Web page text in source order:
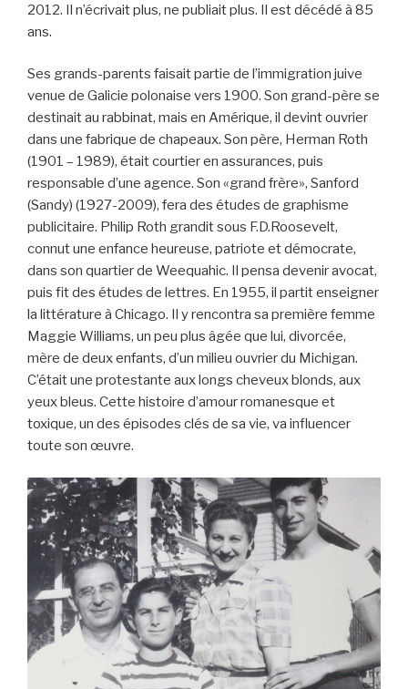
2012. Il n’écrivait plus, ne publiait plus. Il est décédé à 85
ans.
Ses grands-parents faisait partie de l’immigration juive
venue de Galicie polonaise vers 1900. Son grand-père se
destinait au rabbinat, mais en Amérique, il devint ouvrier
dans une fabrique de chapeaux. Son père, Herman Roth
(1901 – 1989), était courtier en assurances, puis
responsable d’une agence. Son «grand frère», Sanford
(Sandy) (1927-2009), fera des études de graphisme
publicitaire. Philip Roth grandit sous F.D.Roosevelt,
connut une enfance heureuse, patriote et démocrate,
dans son quartier de Weequahic. Il pensa devenir avocat,
puis fit des études de lettres. En 1955, il partit enseigner
la littérature à Chicago. Il y rencontra sa première femme
Maggie Williams, un peu plus âgée que lui, divorcée,
mère de deux enfants, d’un milieu ouvrier du Michigan.
C’était une protestante aux longs cheveux blonds, aux
yeux bleus. Cette histoire d’amour romanesque et
toxique, un des épisodes clés de sa vie, va influencer
toute son œuvre.